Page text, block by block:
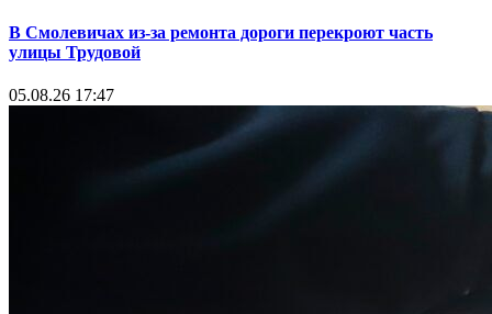
В Смолевичах из-за ремонта дороги перекроют часть
улицы Трудовой
05.08.26 17:47